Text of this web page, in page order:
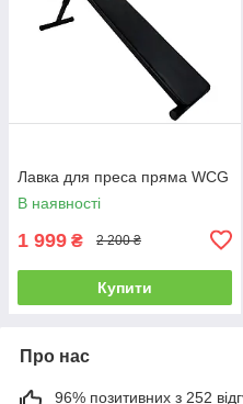
Лавка для преса пряма WCG
В наявності
1 999 ₴ 2 200 ₴
Купити
Про нас
96% позитивних з 252